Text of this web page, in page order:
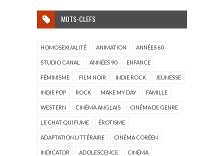
MOTS-CLEFS
HOMOSEXUALITÉ ANIMATION ANNÉES 60
STUDIO CANAL ANNÉES 90 ENFANCE
FÉMINISME FILM NOIR INDIE ROCK JEUNESSE
INDIE POP ROCK MAKE MY DAY FAMILLE
WESTERN CINÉMA ANGLAIS CINÉMA DE GENRE
LE CHAT QUI FUME ÉROTISME
ADAPTATION LITTÉRAIRE CINÉMA CORÉEN
INDICATOR ADOLESCENCE CINÉMA